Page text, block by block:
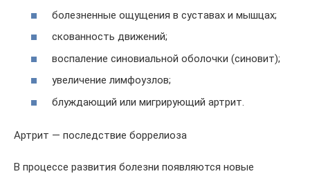
болезненные ощущения в суставах и мышцах;
скованность движений;
воспаление синовиальной оболочки (синовит);
увеличение лимфоузлов;
блуждающий или мигрирующий артрит.
Артрит — последствие боррелиоза
В процессе развития болезни появляются новые